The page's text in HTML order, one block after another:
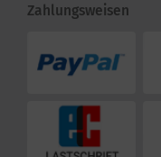
Zahlungsweisen